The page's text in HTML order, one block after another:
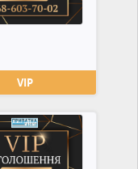
VIP